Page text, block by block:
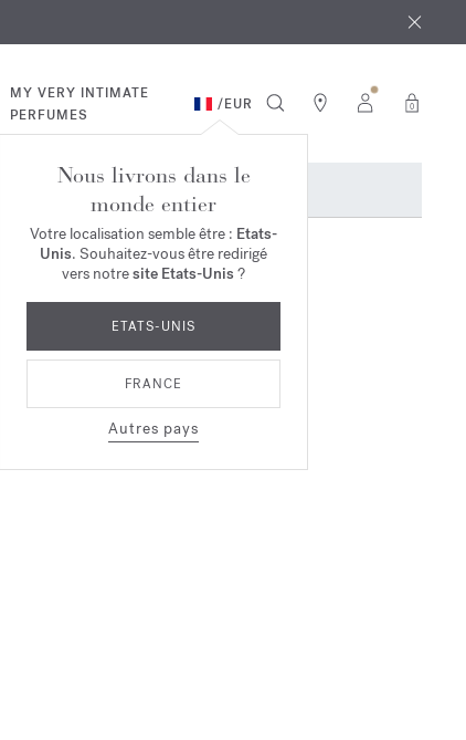
MY VERY INTIMATE
PERFUMES
/EUR 0
Nous livrons dans le
monde entier
Votre localisation semble être : Etats-
Unis. Souhaitez-vous être redirigé
vers notresite Etats-Unis ?
ETATS-UNIS
FRANCE
Autres pays